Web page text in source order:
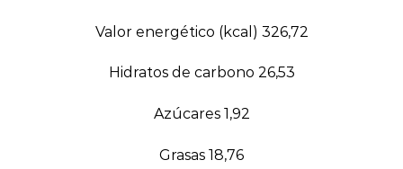
Valor energético (kcal) 326,72
Hidratos de carbono 26,53
Azúcares 1,92
Grasas 18,76